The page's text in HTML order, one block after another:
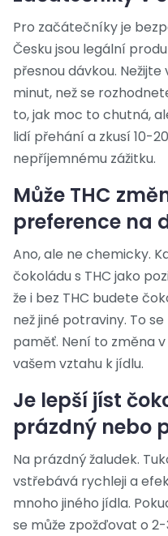
Pro začátečníky je
Česku jsou legální
přesnou dávkou.
minut, než se
to, jak moc to chutná,
lidí přehání a zkusí 10-
nepříjemnému zážitku.
Může THC
preference na
Ano, ale ne chemicky.
čokoládu s THC jako
že i bez THC budete
než jiné potraviny. To
paměť. Není to změna
vašem vztahu k jídlu.
Je lepší jíst
prázdný nebo
Na prázdný žaludek.
vstřebává rychleji a
mnoho jiného jídla.
se může zpožďovat o